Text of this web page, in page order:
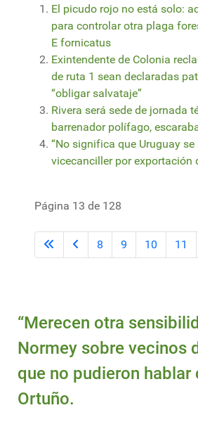
El picudo rojo no está solo:
para controlar otra plaga
E fornicatus
Exintendente de Colonia
de ruta 1 sean declaradas
“obligar salvataje”
Rivera será sede de jornada
barrenador polífago,
“No significa que Uruguay se
vicecanciller por exportación
Página 13 de 128
8 9 10 11
“Merecen otra
Normey sobre vecinos
que no pudieron hablar
Ortuño.